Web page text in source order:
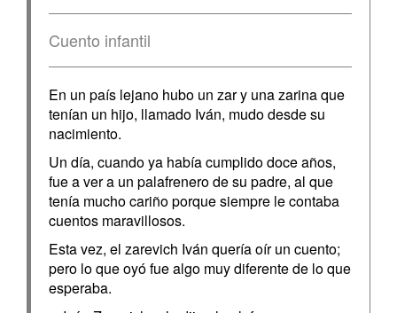
Cuento infantil
En un país lejano hubo un zar y una zarina que
tenían un hijo, llamado Iván, mudo desde su
nacimiento.
Un día, cuando ya había cumplido doce años,
fue a ver a un palafrenero de su padre, al que
tenía mucho cariño porque siempre le contaba
cuentos maravillosos.
Esta vez, el zarevich Iván quería oír un cuento;
pero lo que oyó fue algo muy diferente de lo que
esperaba.